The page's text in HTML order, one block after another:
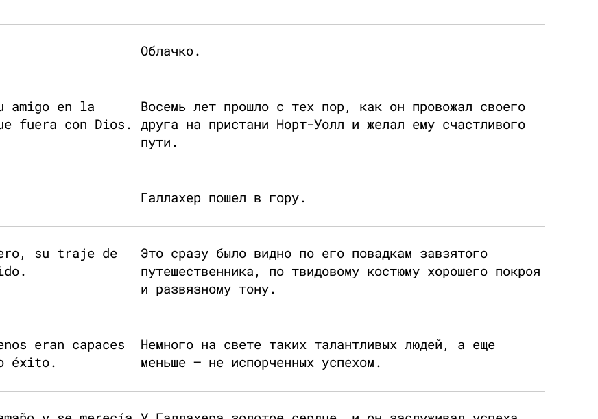
Облачко.
amigo en la
fuera con Dios.
Восемь лет прошло с тех пор, как он провожал своего
друга на пристани Норт-Уолл и желал ему счастливого
пути.
Галлахер пошел в гору.
su traje de
Это сразу было видно по его повадкам завзятого
путешественника, по твидовому костюму хорошего покроя
и развязному тону.
eran capaces
éxito.
Немного на свете таких талантливых людей, а еще
меньше — не испорченных успехом.